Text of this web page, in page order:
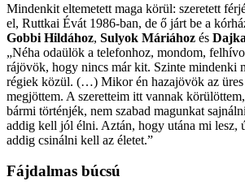
Mindenkit eltemetett maga körül: szeretett
el, Ruttkai Évát 1986-ban, de ő járt be a
Gobbi Hildához, Sulyok Máriához és
„Néha odaülök a telefonhoz, mondom,
rájövök, hogy nincs már kit. Szinte mindenki
régiek közül. (…) Mikor én hazajövök az üres
megjöttem. A szeretteim itt vannak
bármi történjék, nem szabad magunkat
addig kell jól élni. Aztán, hogy utána mi lesz,
addig csinálni kell az életet.”
Fájdalmas búcsú